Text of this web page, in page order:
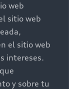
web
sitio web
el sitio web
intereses.
y sobre tu